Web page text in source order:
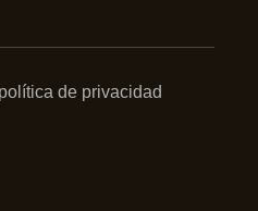
política de privacidad